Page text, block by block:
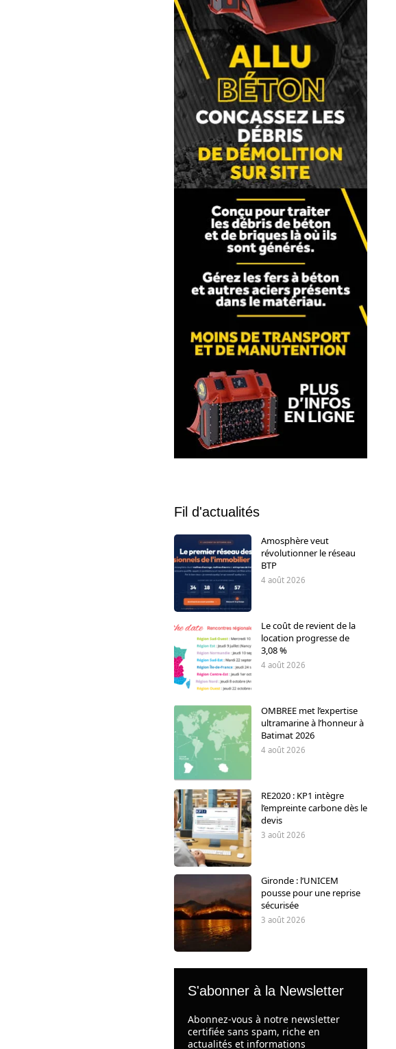
Fil d'actualités
Amosphère veut
révolutionner le réseau
BTP
4 août 2026
Le coût de revient de la
location progresse de
3,08 %
4 août 2026
OMBREE met l’expertise
ultramarine à l’honneur à
Batimat 2026
4 août 2026
RE2020 : KP1 intègre
l’empreinte carbone dès le
devis
3 août 2026
Gironde : l’UNICEM
pousse pour une reprise
sécurisée
3 août 2026
S'abonner à la Newsletter
Abonnez-vous à notre newsletter
certifiée sans spam, riche en
actualités et informations